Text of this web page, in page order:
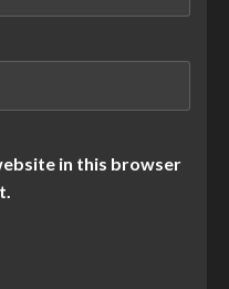
in this browser